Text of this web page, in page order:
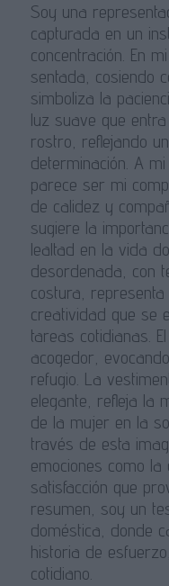
Soy una
capturada en un
concentración. En
sentada, cosiendo
simboliza la
luz suave que
rostro, reflejando
determinación. A
parece ser mi
de calidez y
sugiere la
lealtad en la vida
desordenada, con
costura,
creatividad que se
tareas cotidianas.
acogedor,
refugio. La
elegante, refleja la
de la mujer en la
través de esta
emociones como
satisfacción que
resumen, soy un
doméstica, donde
historia de
cotidiano.